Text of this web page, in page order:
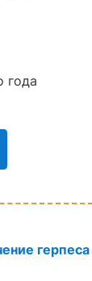
года
герпеса